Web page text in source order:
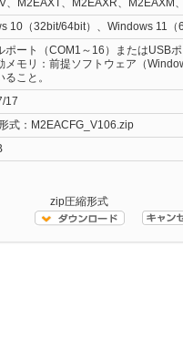
、M2EAXT、M2EAXR、M2EAXM
10（32bit/64bit）、Windows 11（
ポート（COM1～16）またはUSB
メモリ：前提ソフトウェア（
こと。
17
式：M2EACFG_V106.zip
zip圧縮形式